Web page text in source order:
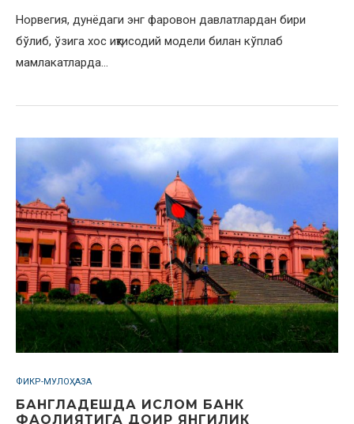
Норвегия, дунёдаги энг фаровон давлатлардан бири
бўлиб, ўзига хос иқтисодий модели билан кўплаб
мамлакатларда…
ФИКР-МУЛОҲАЗА
БАНГЛАДЕШДА ИСЛОМ БАНК
ФАОЛИЯТИГА ДОИР ЯНГИЛИК